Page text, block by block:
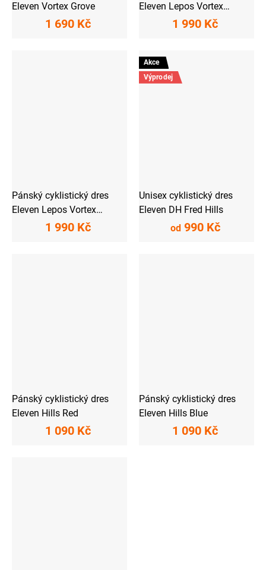
Eleven Vortex Grove
1 690 Kč
Eleven Lepos Vortex
1 990 Kč
Pánský cyklistický dres
Eleven Lepos Vortex
1 990 Kč
Akce
Výprodej
Unisex cyklistický dres
Eleven DH Fred Hills
od990 Kč
Pánský cyklistický dres
Eleven Hills Red
1 090 Kč
Pánský cyklistický dres
Eleven Hills Blue
1 090 Kč